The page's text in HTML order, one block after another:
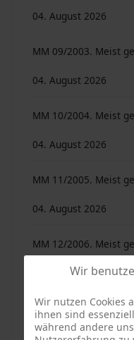
04. August 2026
MM 09/2003. Meist
04. August 2026
MM 10/2004. Meist
04. August 2026
MM 11/2005. Meist
04. August 2026
MM 12/2006. Meist
04. August 2026
MM 29/2023 - Eine
Heimatgeschichte
Wir
Wir nutzen Cookies
ihnen sind
während andere